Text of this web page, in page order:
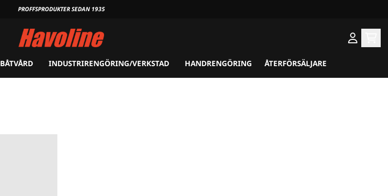
PROFFSPRODUKTER SEDAN 1935
BÅTVÅRD INDUSTRIRENGÖRING/VERKSTAD HANDRENGÖRING ÅTERFÖRSÄLJARE